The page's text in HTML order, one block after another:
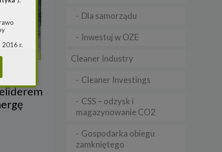
Dla samorządu
Inwestuj w OZE
Cleaner Industry
Cleaner Investings
CSS – odzysk i
magazynowanie CO2
Gospodarka obiegu
zamkniętego
2016 r.
jest
przy